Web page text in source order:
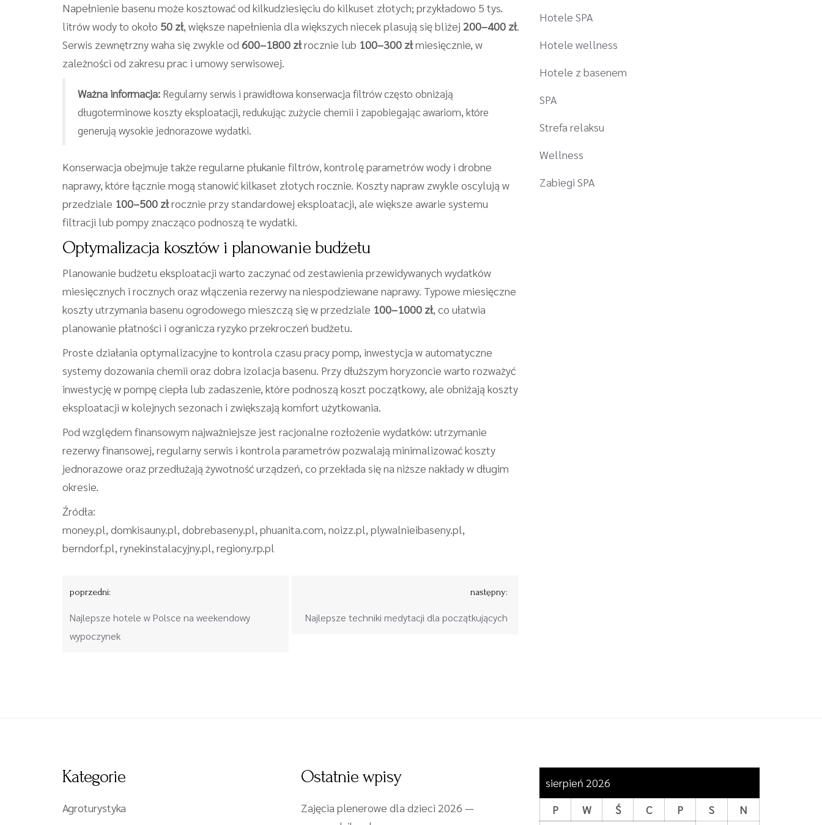
Napełnienie basenu może kosztować od kilkudziesięciu do kilkuset złotych; przykładowo 5 tys.
litrów wody to około 50 zł, większe napełnienia dla większych niecek plasują się bliżej 200–400 zł.
Serwis zewnętrzny waha się zwykle od 600–1800 złrocznie lub 100–300 złmiesięcznie, w
zależności od zakresu prac i umowy serwisowej.
Ważna informacja: Regularny serwis i prawidłowa konserwacja filtrów często obniżają
długoterminowe koszty eksploatacji, redukując zużycie chemii i zapobiegając awariom, które
generują wysokie jednorazowe wydatki.
Konserwacja obejmuje także regularne płukanie filtrów, kontrolę parametrów wody i drobne
naprawy, które łącznie mogą stanowić kilkaset złotych rocznie. Koszty napraw zwykle oscylują w
przedziale 100–500 złrocznie przy standardowej eksploatacji, ale większe awarie systemu
filtracji lub pompy znacząco podnoszą te wydatki.
Optymalizacja kosztów i planowanie budżetu
Planowanie budżetu eksploatacji warto zaczynać od zestawienia przewidywanych wydatków
miesięcznych i rocznych oraz włączenia rezerwy na niespodziewane naprawy. Typowe miesięczne
koszty utrzymania basenu ogrodowego mieszczą się w przedziale 100–1000 zł, co ułatwia
planowanie płatności i ogranicza ryzyko przekroczeń budżetu.
Proste działania optymalizacyjne to kontrola czasu pracy pomp, inwestycja w automatyczne
systemy dozowania chemii oraz dobra izolacja basenu. Przy dłuższym horyzoncie warto rozważyć
inwestycję w pompę ciepła lub zadaszenie, które podnoszą koszt początkowy, ale obniżają koszty
eksploatacji w kolejnych sezonach i zwiększają komfort użytkowania.
Pod względem finansowym najważniejsze jest racjonalne rozłożenie wydatków: utrzymanie
rezerwy finansowej, regularny serwis i kontrola parametrów pozwalają minimalizować koszty
jednorazowe oraz przedłużają żywotność urządzeń, co przekłada się na niższe nakłady w długim
okresie.
Źródła:
money.pl, domkisauny.pl, dobrebaseny.pl, phuanita.com, noizz.pl, plywalnieibaseny.pl,
berndorf.pl, rynekinstalacyjny.pl, regiony.rp.pl
Nawigacja
poprzedni:
Najlepsze hotele w Polsce na weekendowy
wypoczynek
następny:
Najlepsze techniki medytacji dla początkujących
Hotele SPA
Hotele wellness
Hotele z basenem
SPA
Strefa relaksu
Wellness
Zabiegi SPA
Kategorie
Agroturystyka
Ostatnie wpisy
Zajęcia plenerowe dla dzieci 2026 —
sierpień 2026
P
W Ś C P S N